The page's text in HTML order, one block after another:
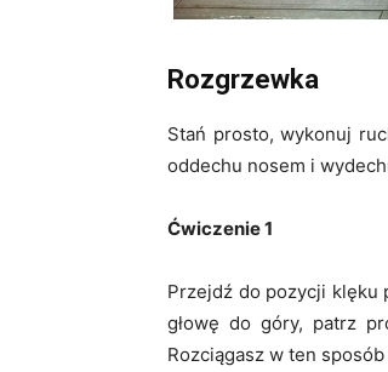
Rozgrzewka
Stań prosto, wykonuj
oddechu nosem i
Ćwiczenie 1
Przejdź do pozycji klęku
głowę do góry, patrz
Rozciągasz w ten